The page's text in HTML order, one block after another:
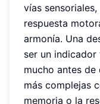
vías
respuesta
armonía. Una
ser un
mucho antes de
más complejas
memoria o la